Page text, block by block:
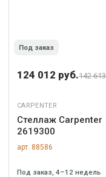
Под заказ
124 012 руб.142
CARPENTER
Стеллаж Carpenter
2619300
арт. 88586
Под заказ, 4–12 недель